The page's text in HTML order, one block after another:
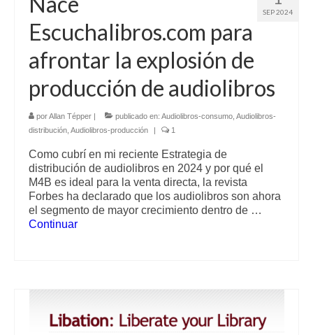
SEP 2024
Escuchalibros.com para
afrontar la explosión de
producción de audiolibros
porAllan Tépper publicado en: Audiolibros-consumo Audiolibros-
distribución Audiolibros-producción 1
Como cubrí en mi reciente Estrategia de
distribución de audiolibros en 2024 y por qué el
M4B es ideal para la venta directa, la revista
Forbes ha declarado que los audiolibros son ahora
el segmento de mayor crecimiento dentro de …
Continuar